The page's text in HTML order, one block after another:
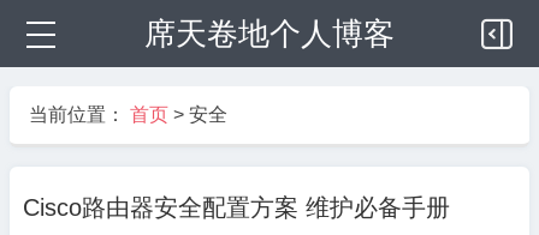
席天卷地个人博客
当前位置： 首页 > 安全
Cisco路由器安全配置方案 维护必备手册